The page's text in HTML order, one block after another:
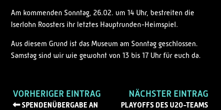
Am kommenden Sonntag, 26.02. um 14 Uhr, bestreiten die
Iserlohn Roosters ihr letztes Hauptrunden-Heimspiel.
Aus diesem Grund ist das Museum am Sonntag geschlossen.
Samstag sind wir wie gewohnt von 13 bis 17 Uhr für euch da.
VORHERIGER EINTRAG
SPENDENÜBERGABE AN
NÄCHSTER EINTRAG
PLAYOFFS DES U20-TEAMS